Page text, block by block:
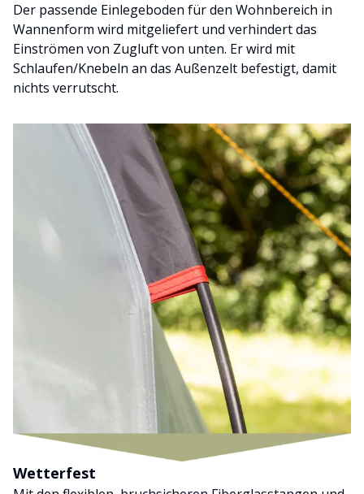
Der passende Einlegeboden für den Wohnbereich in
Wannenform wird mitgeliefert und verhindert das
Einströmen von Zugluft von unten. Er wird mit
Schlaufen/Knebeln an das Außenzelt befestigt, damit
nichts verrutscht.
Wetterfest